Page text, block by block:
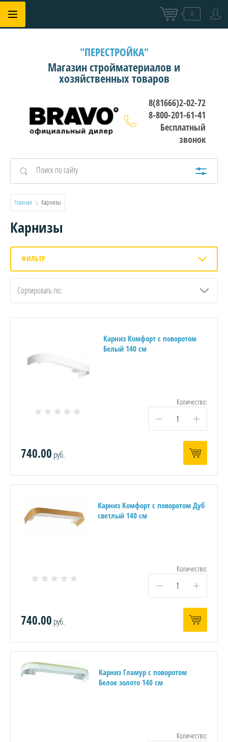
0
"ПЕРЕСТРОЙКА"
Магазин стройматериалов и
хозяйственных товаров
8(81666)2-02-72
8-800-201-61-41
Бесплатный
звонок
Главная
  Карнизы
Карнизы
ФИЛЬТР
Сортировать по:
Карниз Комфорт с поворотом
Белый 140 см
Количество:
− +
740.00 руб.
Карниз Комфорт с поворотом Дуб
светлый 140 см
Количество:
− +
740.00 руб.
Карниз Гламур с поворотом
Белое золото 140 см
Количество: